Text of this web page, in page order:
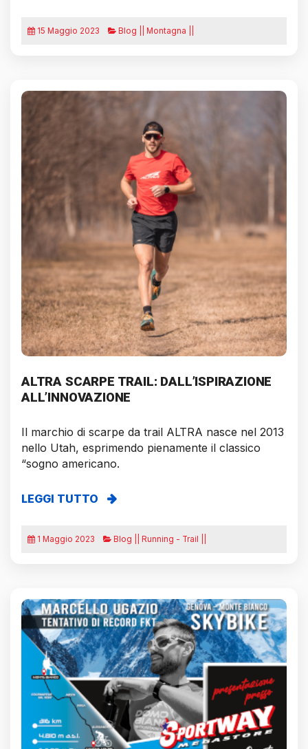
15 Maggio 2023 Blog || Montagna ||
ALTRA SCARPE TRAIL: DALL’ISPIRAZIONE
ALL’INNOVAZIONE
Il marchio di scarpe da trail ALTRA nasce nel 2013
nello Utah, esprimendo pienamente il classico
“sogno americano.
LEGGI TUTTO
1 Maggio 2023 Blog || Running - Trail ||